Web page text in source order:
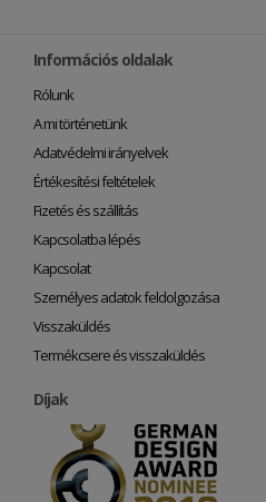
Információs oldalak
Rólunk
A mi történetünk
Adatvédelmi irányelvek
Értékesítési feltételek
Fizetés és szállítás
Kapcsolatba lépés
Kapcsolat
Személyes adatok feldolgozása
Visszaküldés
Termékcsere és visszaküldés
Díjak